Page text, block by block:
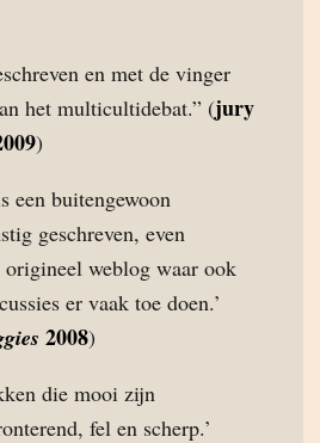
en met de vinger
het multicultidebat.” (jury
)
een buitengewoon
geschreven, even
weblog waar ook
er vaak toe doen.’
2008)
die mooi zijn
fel en scherp.’